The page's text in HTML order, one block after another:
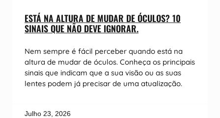
ESTÁ NA ALTURA DE MUDAR DE ÓCULOS? 10
SINAIS QUE NÃO DEVE IGNORAR.
Nem sempre é fácil perceber quando está na
altura de mudar de óculos. Conheça os principais
sinais que indicam que a sua visão ou as suas
lentes podem já precisar de uma atualização.
Julho 23, 2026